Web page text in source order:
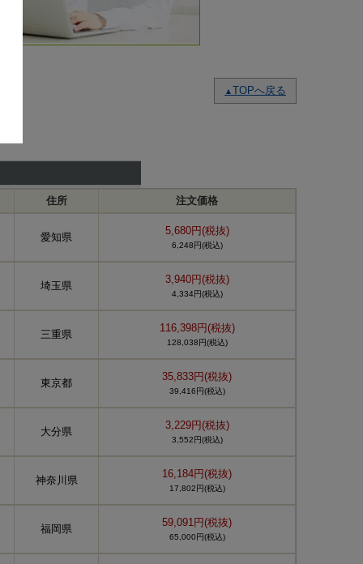
▲TOPへ戻る
住所 注文価格
愛知県
5,680円(税抜)
6,248円(税込)
埼玉県
3,940円(税抜)
4,334円(税込)
三重県
116,398円(税抜)
128,038円(税込)
東京都
35,833円(税抜)
39,416円(税込)
大分県
3,229円(税抜)
3,552円(税込)
神奈川県
16,184円(税抜)
17,802円(税込)
福岡県
59,091円(税抜)
65,000円(税込)